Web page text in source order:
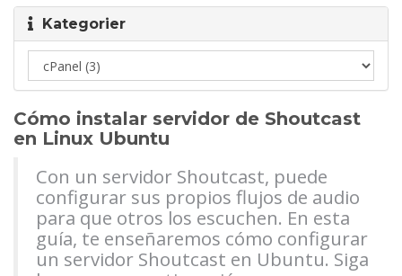
Kategorier
Cómo instalar servidor de Shoutcast
en Linux Ubuntu
Con un servidor Shoutcast, puede
configurar sus propios flujos de audio
para que otros los escuchen. En esta
guía, te enseñaremos cómo configurar
un servidor Shoutcast en Ubuntu. Siga